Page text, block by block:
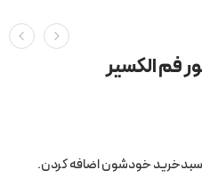
فم الکسیر